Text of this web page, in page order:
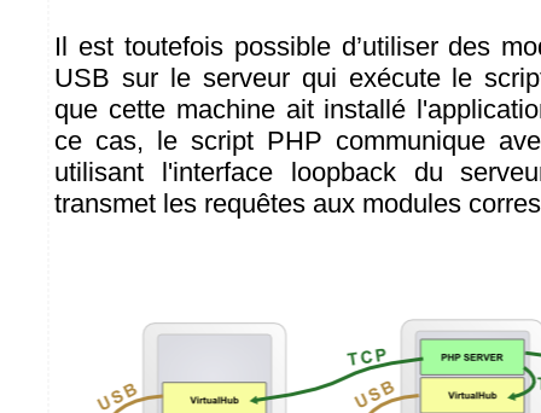
Il est toutefois possible d’utiliser des
USB sur le serveur qui exécute le
que cette machine ait installé
ce cas, le script PHP communique
utilisant l'interface loopback du
transmet les requêtes aux modules